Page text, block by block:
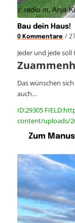
Bau dein Haus!
0 Kommentare /
Jeder und jede
Das wünschen
auch…
ID:29305
content/uploads/
Zum